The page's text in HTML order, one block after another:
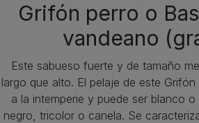
Grifón perro o
vandeano
Este sabueso fuerte y de tamaño
largo que alto. El pelaje de este
a la intemperie y puede ser blanco o
negro, tricolor o canela. Se